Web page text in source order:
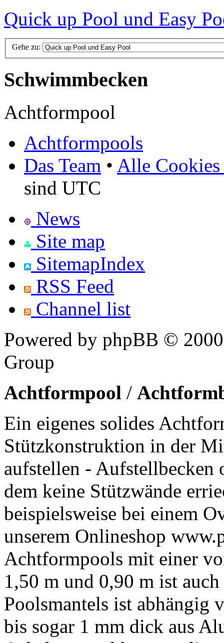
Quick up Pool und Easy
Gehe zu:
Schwimmbecken
Achtformpool
Achtformpools
Das Team • Alle Cookies
sind UTC
News
Site map
SitemapIndex
RSS Feed
Channel list
Powered by phpBB ©
Group
Achtformpool /
Ein eigenes solides
Stützkonstruktion in der
aufstellen - Aufstellbecken
dem keine Stützwände
beispielsweise bei einem
unserem Onlineshop
Achtformpools mit einer
1,50 m und 0,90 m ist
Poolsmantels ist abhängig
bis sogar 1 mm dick aus